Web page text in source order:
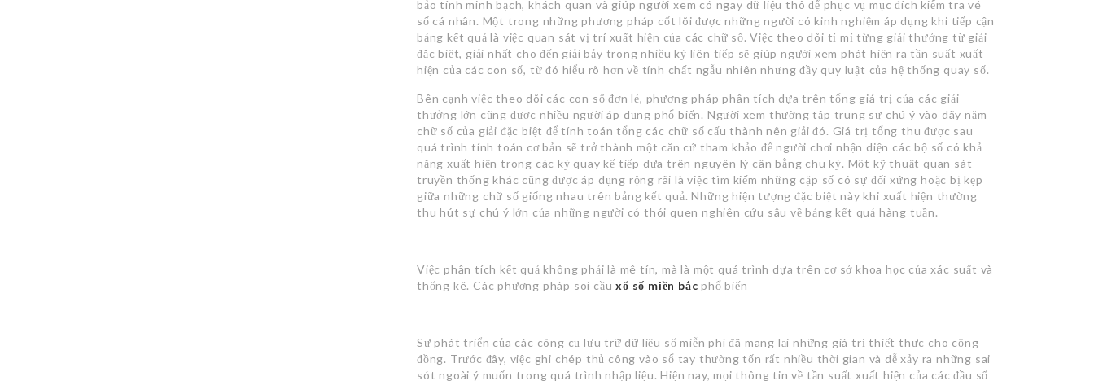
bảo tính minh bạch, khách quan và giúp người xem có ngay dữ liệu thô để phục vụ mục đích kiểm tra vé
số cá nhân. Một trong những phương pháp cốt lõi được những người có kinh nghiệm áp dụng khi tiếp cận
bảng kết quả là việc quan sát vị trí xuất hiện của các chữ số. Việc theo dõi tỉ mỉ từng giải thưởng từ giải
đặc biệt, giải nhất cho đến giải bảy trong nhiều kỳ liên tiếp sẽ giúp người xem phát hiện ra tần suất xuất
hiện của các con số, từ đó hiểu rõ hơn về tính chất ngẫu nhiên nhưng đầy quy luật của hệ thống quay số.
Bên cạnh việc theo dõi các con số đơn lẻ, phương pháp phân tích dựa trên tổng giá trị của các giải
thưởng lớn cũng được nhiều người áp dụng phổ biến. Người xem thường tập trung sự chú ý vào dãy năm
chữ số của giải đặc biệt để tính toán tổng các chữ số cấu thành nên giải đó. Giá trị tổng thu được sau
quá trình tính toán cơ bản sẽ trở thành một căn cứ tham khảo để người chơi nhận diện các bộ số có khả
năng xuất hiện trong các kỳ quay kế tiếp dựa trên nguyên lý cân bằng chu kỳ. Một kỹ thuật quan sát
truyền thống khác cũng được áp dụng rộng rãi là việc tìm kiếm những cặp số có sự đối xứng hoặc bị kẹp
giữa những chữ số giống nhau trên bảng kết quả. Những hiện tượng đặc biệt này khi xuất hiện thường
thu hút sự chú ý lớn của những người có thói quen nghiên cứu sâu về bảng kết quả hàng tuần.
Việc phân tích kết quả không phải là mê tín, mà là một quá trình dựa trên cơ sở khoa học của xác suất và
thống kê. Các phương pháp soi cầuxổ số miền bắc phổ biến
Sự phát triển của các công cụ lưu trữ dữ liệu số miễn phí đã mang lại những giá trị thiết thực cho cộng
đồng. Trước đây, việc ghi chép thủ công vào sổ tay thường tốn rất nhiều thời gian và dễ xảy ra những sai
sót ngoài ý muốn trong quá trình nhập liệu. Hiện nay, mọi thông tin về tần suất xuất hiện của các đầu số